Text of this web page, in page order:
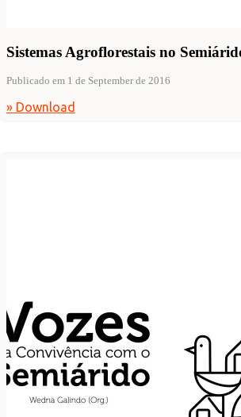
Sistemas Agroflorestais no
Publicado em 1 de September de 2016
» Download